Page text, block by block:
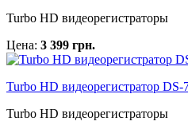
Turbo HD видеорегистраторы
Цена: 3 399 грн.
Turbo HD видеорегистратор
Turbo HD видеорегистраторы